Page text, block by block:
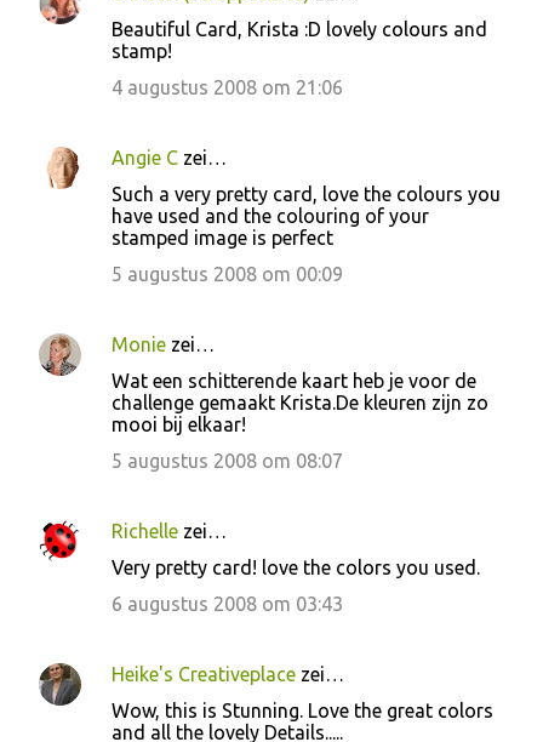
Beautiful Card, Krista :D lovely colours and
stamp!
4 augustus 2008 om 21:06
Angie C zei…
Such a very pretty card, love the colours you
have used and the colouring of your
stamped image is perfect
5 augustus 2008 om 00:09
Monie zei…
Wat een schitterende kaart heb je voor de
challenge gemaakt Krista.De kleuren zijn zo
mooi bij elkaar!
5 augustus 2008 om 08:07
Richelle zei…
Very pretty card! love the colors you used.
6 augustus 2008 om 03:43
Heike's Creativeplace zei…
Wow, this is Stunning. Love the great colors
and all the lovely Details.....